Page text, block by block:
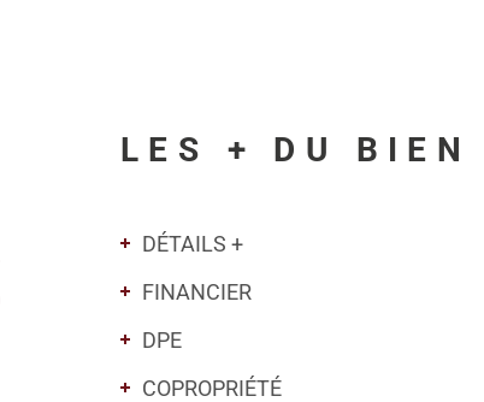
LES + DU BIEN
DÉTAILS +
FINANCIER
DPE
COPROPRIÉTÉ